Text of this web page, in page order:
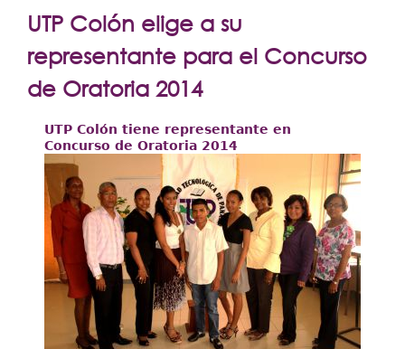
Facultades
Servicios
Internacional
Transparencia
UTP Colón elige a su
representante para el Concurso
de Oratoria 2014
UTP Colón tiene representante en
Concurso de Oratoria 2014